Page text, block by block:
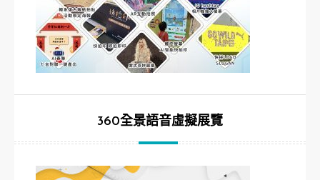
360全景語音虛擬展覽